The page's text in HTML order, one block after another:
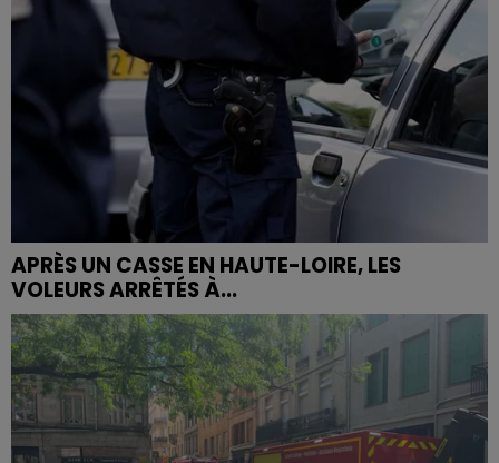
APRÈS UN CASSE EN HAUTE-LOIRE, LES
VOLEURS ARRÊTÉS À...